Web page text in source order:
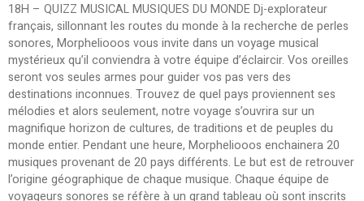
18H – QUIZZ MUSICAL MUSIQUES DU MONDE Dj-explorateur
français, sillonnant les routes du monde à la recherche de perles
sonores, Morpheliooos vous invite dans un voyage musical
mystérieux qu’il conviendra à votre équipe d’éclaircir. Vos oreilles
seront vos seules armes pour guider vos pas vers des
destinations inconnues. Trouvez de quel pays proviennent ses
mélodies et alors seulement, notre voyage s’ouvrira sur un
magnifique horizon de cultures, de traditions et de peuples du
monde entier. Pendant une heure, Morpheliooos enchainera 20
musiques provenant de 20 pays différents. Le but est de retrouver
l’origine géographique de chaque musique. Chaque équipe de
voyageurs sonores se réfère à un grand tableau où sont inscrits